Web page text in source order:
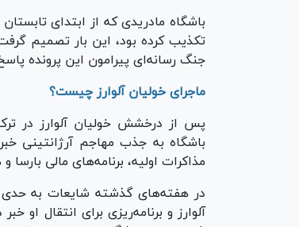
باشگاه مادریدی که از ابتدای تابستان
تکذیب کرده بود، این بار تصمیم
جنگ رسانه‌ای پیرامون این پرونده
ماجرای خولیان آلوارز چیست؟
پس از درخشش خولیان آلوارز در
باشگاه به جذب مهاجم آرژانتینی
مذاکرات اولیه، برنامه‌های مالی
در هفته‌های گذشته شایعات به حدی
آلوارز و برنامه‌ریزی برای انتقال او